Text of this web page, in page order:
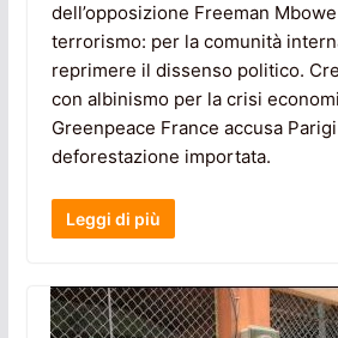
dell’opposizione Freeman
terrorismo: per la comunità
reprimere il dissenso politico.
con albinismo per la crisi
Greenpeace France accusa
deforestazione importata.
Leggi di più